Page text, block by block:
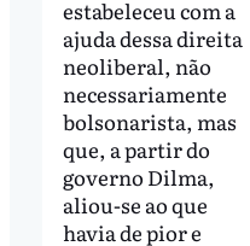
estabeleceu com a
ajuda dessa direita
neoliberal, não
necessariamente
bolsonarista, mas
que, a partir do
governo Dilma,
aliou-se ao que
havia de pior e